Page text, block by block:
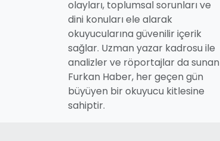
olayları, toplumsal sorunları ve
dini konuları ele alarak
okuyucularına güvenilir içerik
sağlar. Uzman yazar kadrosu ile
analizler ve röportajlar da sunan
Furkan Haber, her geçen gün
büyüyen bir okuyucu kitlesine
sahiptir.